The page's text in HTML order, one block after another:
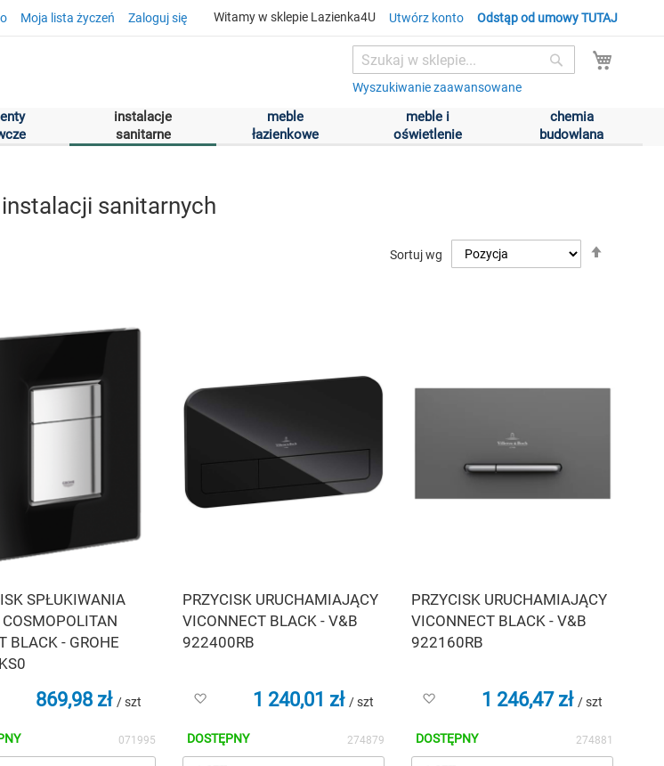
Moja lista życzeń Zaloguj się Witamy w sklepie Lazienka4U Utwórz konto Odstąp od umowy TUTAJ
Search
Wyszukiwanie zaawansowane
Search
meble
łazienkowe
chemia
budowlana
instalacje
sanitarne
meble i
oświetlenie
sanitarnych
Sortuj wg
SPŁUKIWANIA
BLACK - GROHE
869,98 zł / szt
071995
PRZYCISK URUCHAMIAJĄCY
VICONNECT BLACK - V&B
922400RB
listy
życzeń
1 240,01 zł / szt
DOSTĘPNY 274879
PRZYCISK URUCHAMIAJĄCY
VICONNECT BLACK - V&B
922160RB
listy
życzeń
1 246,47 zł / szt
DOSTĘPNY 274881